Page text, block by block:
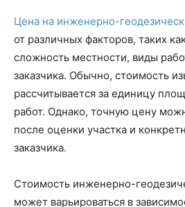
Цена на инженерно-
от различных факторов, таких
сложность местности, виды
заказчика. Обычно, стоимость
рассчитывается за единицу
работ. Однако, точную цену
после оценки участка и
заказчика.
Стоимость инженерно-
может варьироваться в